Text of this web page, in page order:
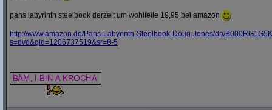
pans labyrinth steelbook derzeit um wohlfeile 19,95 bei amazon
http://www.amazon.de/Pans-Labyrinth-Steelbook-Doug-Jones/dp/
s=dvd&qid=1206737519&sr=8-5